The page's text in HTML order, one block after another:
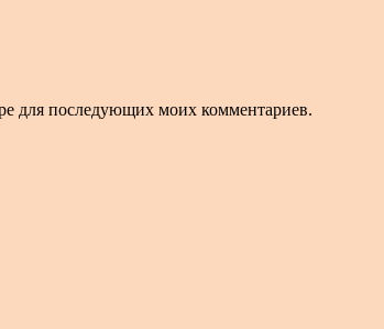
для последующих моих комментариев.